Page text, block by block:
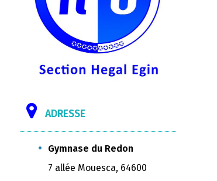
ADRESSE
Gymnase du Redon
7 allée Mouesca, 64600